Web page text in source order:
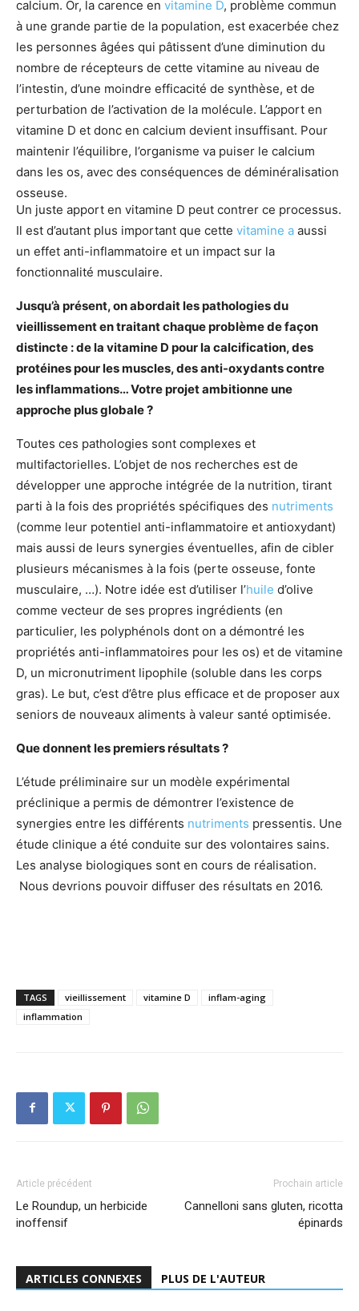
calcium. Or, la carence en vitamine D, problème commun
à une grande partie de la population, est exacerbée chez
les personnes âgées qui pâtissent d’une diminution du
nombre de récepteurs de cette vitamine au niveau de
l’intestin, d’une moindre efficacité de synthèse, et de
perturbation de l’activation de la molécule. L’apport en
vitamine D et donc en calcium devient insuffisant. Pour
maintenir l’équilibre, l’organisme va puiser le calcium
dans les os, avec des conséquences de déminéralisation
osseuse.
Un juste apport en vitamine D peut contrer ce processus.
Il est d’autant plus important que cette vitamine a aussi
un effet anti-inflammatoire et un impact sur la
fonctionnalité musculaire.
Jusqu’à présent, on abordait les pathologies du
vieillissement en traitant chaque problème de façon
distincte : de la vitamine D pour la calcification, des
protéines pour les muscles, des anti-oxydants contre
les inflammations… Votre projet ambitionne une
approche plus globale ?
Toutes ces pathologies sont complexes et
multifactorielles. L’objet de nos recherches est de
développer une approche intégrée de la nutrition, tirant
parti à la fois des propriétés spécifiques des nutriments
(comme leur potentiel anti-inflammatoire et antioxydant)
mais aussi de leurs synergies éventuelles, afin de cibler
plusieurs mécanismes à la fois (perte osseuse, fonte
musculaire, …). Notre idée est d’utiliser l’huile d’olive
comme vecteur de ses propres ingrédients (en
particulier, les polyphénols dont on a démontré les
propriétés anti-inflammatoires pour les os) et de vitamine
D, un micronutriment lipophile (soluble dans les corps
gras). Le but, c’est d’être plus efficace et de proposer aux
seniors de nouveaux aliments à valeur santé optimisée.
Que donnent les premiers résultats ?
L’étude préliminaire sur un modèle expérimental
préclinique a permis de démontrer l’existence de
synergies entre les différents nutriments pressentis. Une
étude clinique a été conduite sur des volontaires sains.
Les analyse biologiques sont en cours de réalisation.
Nous devrions pouvoir diffuser des résultats en 2016.
TAGS vieillissement vitamine D
inflam-aging
inflammation
Article précédent
Le Roundup, un herbicide
inoffensif
Prochain article
Cannelloni sans gluten, ricotta
épinards
ARTICLES CONNEXES PLUS DE L'AUTEUR